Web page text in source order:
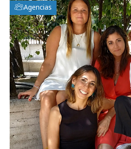
Agencias